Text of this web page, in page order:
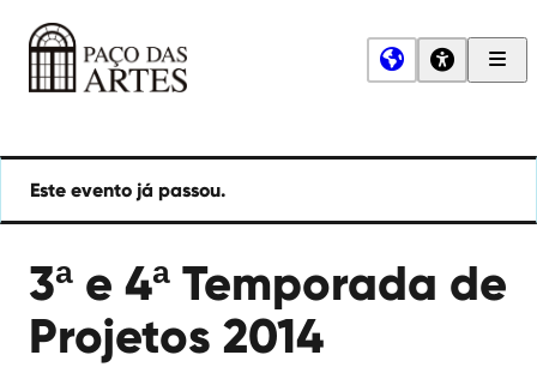
Artes
Este evento já passou.
3ª e 4ª Temporada de
Projetos 2014